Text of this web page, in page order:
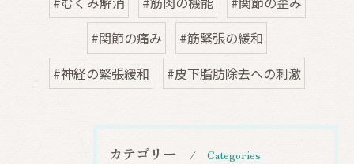
#関節の痛み
#筋緊張の緩和
#神経の緊張緩和
#皮下脂肪除去への刺激
カテゴリー Categories